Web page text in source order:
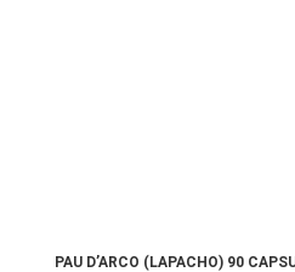
PAU D’ARCO (LAPACHO) 90